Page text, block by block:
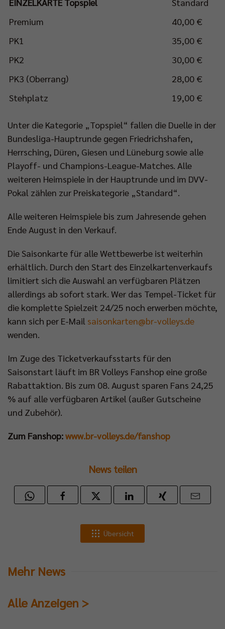
EINZELKARTE Topspiel
Standard
Premium
40,00 €
PK1
35,00 €
PK2
30,00 €
PK3 (Oberrang)
28,00 €
Stehplatz
19,00 €
Unter die Kategorie „Topspiel“ fallen die Duelle in der
Bundesliga-Hauptrunde gegen Friedrichshafen,
Herrsching, Düren, Giesen und Lüneburg sowie alle
Playoff- und Champions-League-Matches. Alle
weiteren Heimspiele in der Hauptrunde und im DVV-
Pokal zählen zur Preiskategorie „Standard“.
Alle weiteren Heimspiele bis zum Jahresende gehen
Ende August in den Verkauf.
Die Saisonkarte für alle Wettbewerbe ist weiterhin
erhältlich. Durch den Start des Einzelkartenverkaufs
limitiert sich die Auswahl an verfügbaren Plätzen
allerdings ab sofort stark. Wer das Tempel-Ticket für
die komplette Spielzeit 24/25 noch erwerben möchte,
kann sich per E-Mail saisonkarten@br-volleys.de
wenden.
Im Zuge des Ticketverkaufsstarts für den
Saisonstart läuft im BR Volleys Fanshop eine große
Rabattaktion. Bis zum 08. August sparen Fans 24,25
% auf alle verfügbaren Artikel (außer Gutscheine
und Zubehör).
Zum Fanshop:www.br-volleys.de/fanshop
News teilen
Übersicht
Mehr News
Alle Anzeigen >